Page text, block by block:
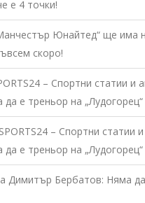
е 4 точки!
Юнайтед“ ще има
скоро!
– Спортни статии и
да е треньор на
SPORTS24 – Спортни статии
да е треньор на
Димитър Бербатов: Няма